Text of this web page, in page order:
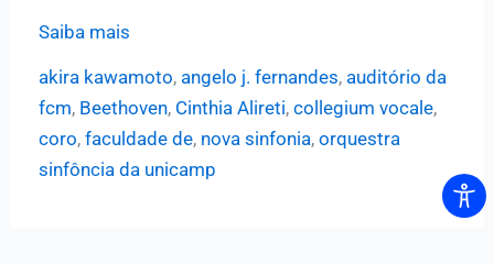
Orquestra
Unicamp
apresenta
Saiba mais
akira kawamoto, angelo j. fernandes, auditório da
fcm, Beethoven, Cinthia Alireti, collegium vocale,
coro, faculdade de, nova sinfonia, orquestra
sinfôncia da unicamp